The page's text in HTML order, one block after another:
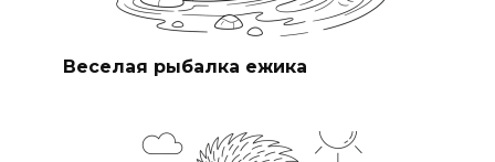
Веселая рыбалка ежика